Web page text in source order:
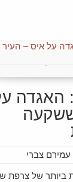
האגדה
עמירם צברי
ביותר של צרפת